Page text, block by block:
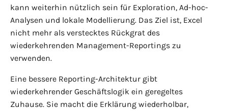
kann weiterhin nützlich sein für Exploration, Ad-hoc-
Analysen und lokale Modellierung. Das Ziel ist, Excel
nicht mehr als verstecktes Rückgrat des
wiederkehrenden Management-Reportings zu
verwenden.
Eine bessere Reporting-Architektur gibt
wiederkehrender Geschäftslogik ein geregeltes
Zuhause. Sie macht die Erklärung wiederholbar,